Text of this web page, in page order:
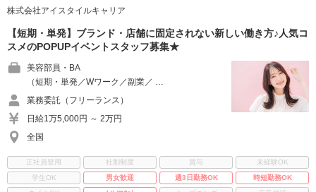
株式会社アイスタイルキャリア
【短期・単発】ブランド・店舗に固定されない新しい働き方♪人気コ
スメのPOPUPイベントスタッフ募集★
美容部員・BA
（短期・単発／Wワーク／副業／ …
業務委託（フリーランス）
日給1万5,000円 ～ 2万円
全国
正社員登用 社割制度 賞与
未経験OK
学生OK
男女歓迎 週3日勤務OK
時短勤務OK